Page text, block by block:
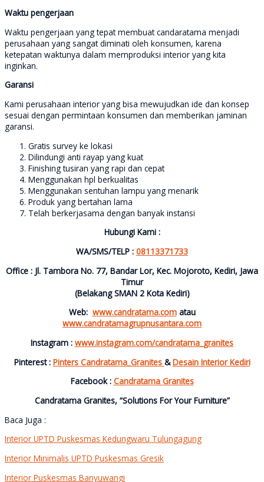
Waktu pengerjaan
Waktu pengerjaan yang tepat membuat candaratama menjadi
perusahaan yang sangat diminati oleh konsumen, karena
ketepatan waktunya dalam memproduksi interior yang kita
inginkan.
Garansi
Kami perusahaan interior yang bisa mewujudkan ide dan konsep
sesuai dengan permintaan konsumen dan memberikan jaminan
garansi.
Gratis survey ke lokasi
Dilindungi anti rayap yang kuat
Finishing tusiran yang rapi dan cepat
Menggunakan hpl berkualitas
Menggunakan sentuhan lampu yang menarik
Produk yang bertahan lama
Telah berkerjasama dengan banyak instansi
Hubungi Kami :
WA/SMS/TELP : 08113371733
Office : Jl. Tambora No. 77, Bandar Lor, Kec. Mojoroto, Kediri, Jawa
Timur
(Belakang SMAN 2 Kota Kediri)
Web: www.candratama.com atau
www.candratamagrupnusantara.com
Instagram : www.instagram.com/candratama_granites
Pinterest : Pinters Candratama_Granites &Desain Interior Kediri
Facebook : Candratama Granites
Candratama Granites, “Solutions For Your Furniture”
Baca Juga :
Interior UPTD Puskesmas Kedungwaru Tulungagung
Interior Minimalis UPTD Puskesmas Gresik
Interior Puskesmas Banyuwangi